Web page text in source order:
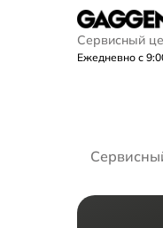
Сервисный
Ежедневно с